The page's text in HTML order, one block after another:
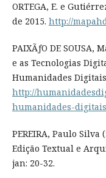
ORTEGA, E. e
de 2015. http://
PAIXÃƒO DE SOUSA,
e as Tecnologias
Humanidades
http://
humanidades-
PEREIRA, Paulo Silva
Edição Textual e
jan: 20-32.